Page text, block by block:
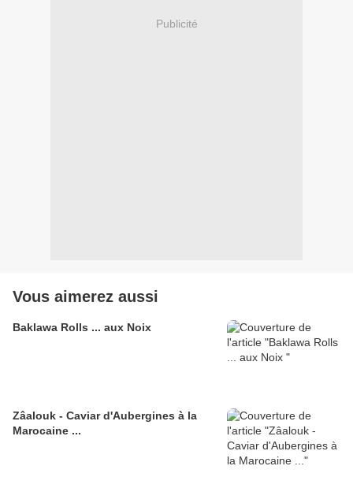
Publicité
Vous aimerez aussi
Baklawa Rolls ... aux Noix
Zâalouk - Caviar d'Aubergines à la
Marocaine ...